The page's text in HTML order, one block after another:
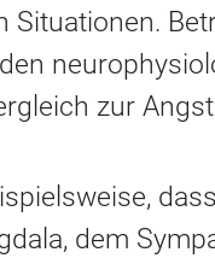
Situationen.
zur
dem